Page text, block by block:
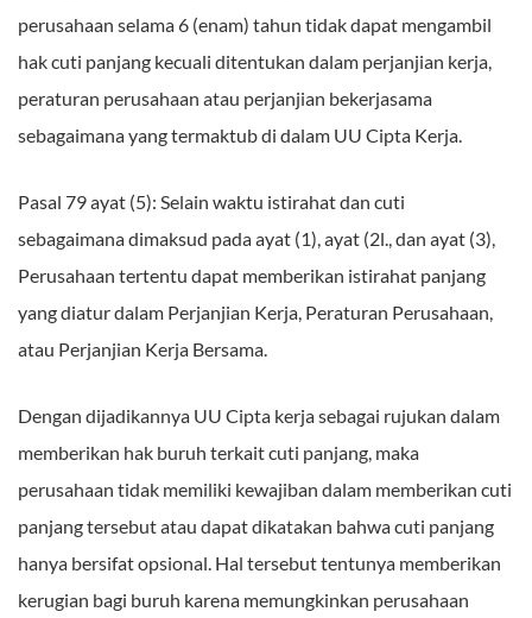
perusahaan selama 6 (enam) tahun tidak dapat mengambil
hak cuti panjang kecuali ditentukan dalam perjanjian kerja,
peraturan perusahaan atau perjanjian bekerjasama
sebagaimana yang termaktub di dalam UU Cipta Kerja.
Pasal 79 ayat (5): Selain waktu istirahat dan cuti
sebagaimana dimaksud pada ayat (1), ayat (2l., dan ayat (3),
Perusahaan tertentu dapat memberikan istirahat panjang
yang diatur dalam Perjanjian Kerja, Peraturan Perusahaan,
atau Perjanjian Kerja Bersama.
Dengan dijadikannya UU Cipta kerja sebagai rujukan dalam
memberikan hak buruh terkait cuti panjang, maka
perusahaan tidak memiliki kewajiban dalam memberikan cuti
panjang tersebut atau dapat dikatakan bahwa cuti panjang
hanya bersifat opsional. Hal tersebut tentunya memberikan
kerugian bagi buruh karena memungkinkan perusahaan